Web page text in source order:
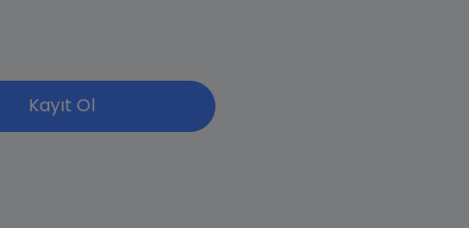
Kayıt Ol